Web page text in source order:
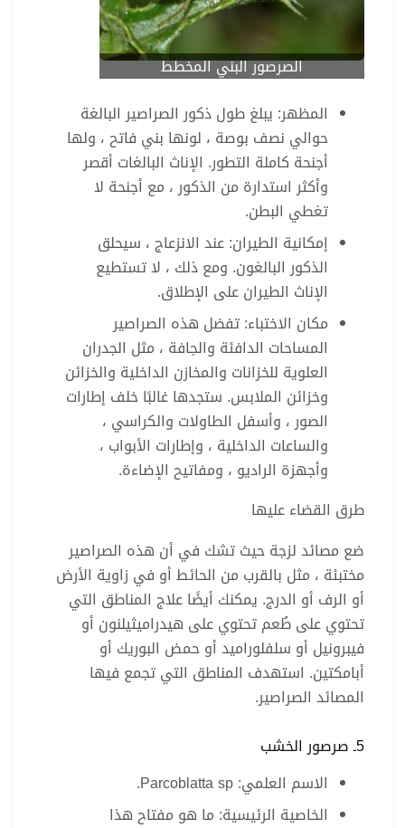
الصرصور البني المخطط
المظهر: يبلغ طول ذكور الصراصير البالغة
حوالي نصف بوصة ، لونها بني فاتح ، ولها
أجنحة كاملة التطور. الإناث البالغات أقصر
وأكثر استدارة من الذكور ، مع أجنحة لا
تغطي البطن.
إمكانية الطيران: عند الانزعاج ، سيحلق
الذكور البالغون. ومع ذلك ، لا تستطيع
الإناث الطيران على الإطلاق.
مكان الاختباء: تفضل هذه الصراصير
المساحات الدافئة والجافة ، مثل الجدران
العلوية للخزانات والمخازن الداخلية والخزائن
وخزائن الملابس. ستجدها غالبًا خلف إطارات
الصور ، وأسفل الطاولات والكراسي ،
والساعات الداخلية ، وإطارات الأبواب ،
وأجهزة الراديو ، ومفاتيح الإضاءة.
طرق القضاء عليها
ضع مصائد لزجة حيث تشك في أن هذه الصراصير
مختبئة ، مثل بالقرب من الحائط أو في زاوية الأرض
أو الرف أو الدرج. يمكنك أيضًا علاج المناطق التي
تحتوي على طُعم تحتوي على هيدراميثيلنون أو
فيبرونيل أو سلفلوراميد أو حمض البوريك أو
أبامكتين. استهدف المناطق التي تجمع فيها
المصائد الصراصير.
5ـ صرصور الخشب
الاسم العلمي: Parcoblatta sp.
الخاصية الرئيسية: ما هو مفتاح هذا